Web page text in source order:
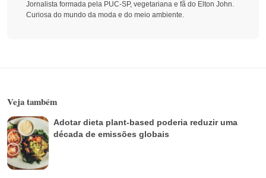
Jornalista formada pela PUC-SP, vegetariana e fã do Elton John.
Curiosa do mundo da moda e do meio ambiente.
Veja também
Adotar dieta plant-based poderia reduzir uma
década de emissões globais